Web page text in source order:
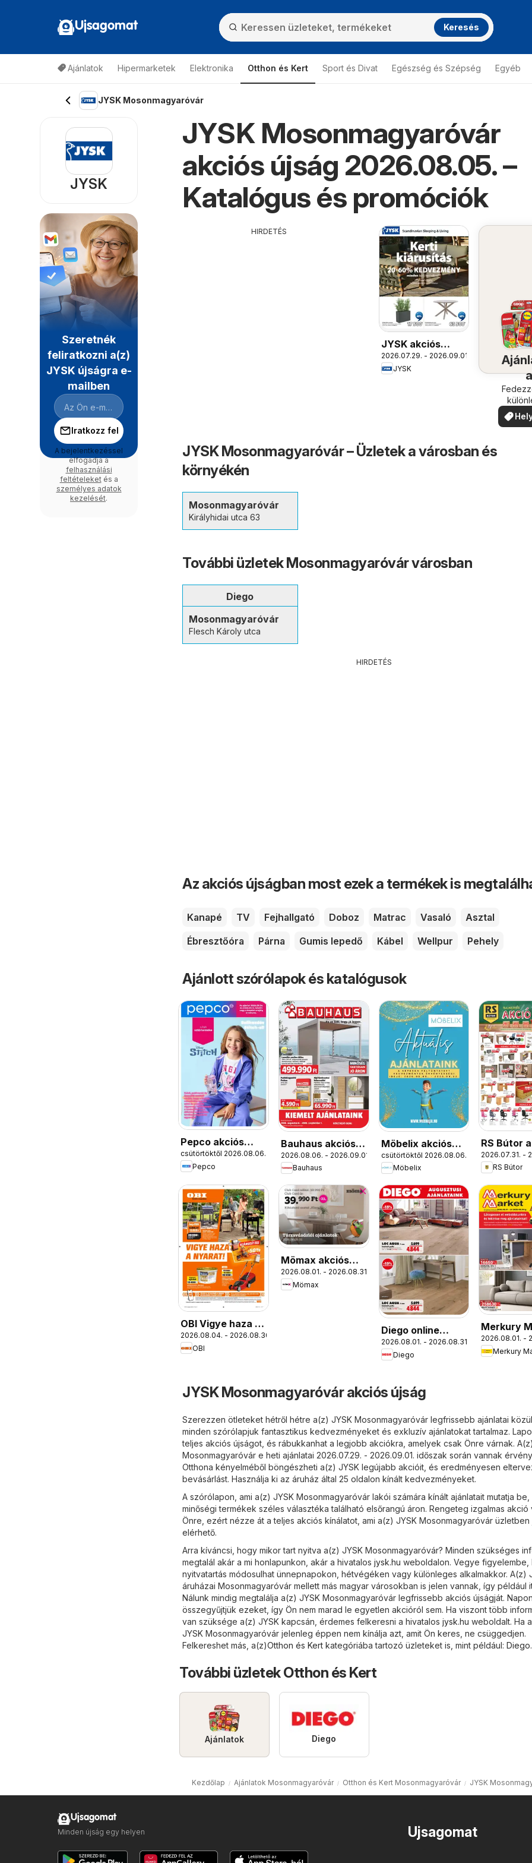
Ujsagomat Keresés
Ajánlatok Hipermarketek Elektronika Otthon és Kert Sport és Divat Egészség és Szépség Egyéb
JYSK Mosonmagyaróvár
JYSK Mosonmagyaróvár
akciós újság 2026.08.05. –
Katalógus és promóciók
HIRDETÉS
JYSK akciós
újság
2026.07.29. - 2026.09.01.
JYSK
a
JYSK Mosonmagyaróvár – Üzletek a városban és
környékén
Mosonmagyaróvár
Királyhidai utca 63
További üzletek Mosonmagyaróvár városban
Diego
Mosonmagyaróvár
Flesch Károly utca
HIRDETÉS
Az akciós újságban most ezek a termékek is
Kanapé TV Fejhallgató Doboz Matrac Vasaló
Asztal
Ébresztőóra
Párna Gumis lepedő Kábel Wellpur Pehely
Ajánlott szórólapok és katalógusok
Pepco akciós
újság
csütörtöktől 2026.08.06.
Pepco
Bauhaus akciós
újság
2026.08.06. - 2026.09.01.
Bauhaus
Möbelix akciós
újság
csütörtöktől 2026.08.06.
Möbelix
RS Bútor
újság
2026.07.31. -
RS Bútor
OBI Vigye haza a
nyarat!
2026.08.04. - 2026.08.30.
OBI
Mömax akciós
újság
2026.08.01. - 2026.08.31.
Mömax
Diego online
katalógus 08
2026.08.01. - 2026.08.31.
Diego
Merkury
akciós
2026.08.01. -
Merkury
JYSK Mosonmagyaróvár akciós újság
Szerezzen ötleteket hétről hétre a(z) JYSK Mosonmagyaróvár legfrissebb ajánlatai
minden szórólapjuk fantasztikus kedvezményeket és exkluzív ajánlatokat tartalmaz.
teljes akciós újságot, és rábukkanhat a legjobb akciókra, amelyek csak Önre várnak.
Mosonmagyaróvár e heti ajánlatai 2026.07.29. - 2026.09.01. időszak során vannak
Otthona kényelméből böngészheti a(z) JYSK legújabb akcióit, és eredményesen
bevásárlást. Használja ki az áruház által 25 oldalon kínált kedvezményeket.
A szórólapon, ami a(z) JYSK Mosonmagyaróvár lakói számára kínált ajánlatait mutatja be,
minőségi termékek széles választéka található elsőrangú áron. Rengeteg izgalmas akció
Önre, ezért nézze át a teljes akciós kínálatot, ami a(z) JYSK Mosonmagyaróvár
elérhető.
Arra kíváncsi, hogy mikor tart nyitva a(z) JYSK Mosonmagyaróvár? Minden szükséges
megtalál akár a mi honlapunkon, akár a hivatalos jysk.hu weboldalon. Vegye figyelembe,
nyitvatartás módosulhat ünnepnapokon, hétvégéken vagy különleges alkalmakkor. A(z)
áruházai Mosonmagyaróvár mellett más magyar városokban is jelen vannak, így például
Nálunk mindig megtalálja a(z) JYSK Mosonmagyaróvár legfrissebb akciós újságját.
összegyűjtjük ezeket, így Ön nem marad le egyetlen akcióról sem. Ha viszont több
van szüksége a(z) JYSK kapcsán, érdemes felkeresni a hivatalos jysk.hu weboldalt. Ha
JYSK Mosonmagyaróvár jelenleg éppen nem kínálja azt, amit Ön keres, ne csüggedjen.
Felkereshet más, a(z)Otthon és Kert kategóriába tartozó üzleteket is, mint például: Diego.
További üzletek Otthon és Kert
Ajánlatok Diego
Kezdőlap Ajánlatok Mosonmagyaróvár Otthon és Kert Mosonmagyaróvár JYSK
JYSK
Szeretnék
feliratkozni a(z)
JYSK újságra e-
mailben
Iratkozz fel
A bejelentkezéssel
elfogadja a
felhasználási
feltételeketés a
személyes adatok
kezelését.
Ujsagomat
Ujsagomat
Minden újság egy helyen